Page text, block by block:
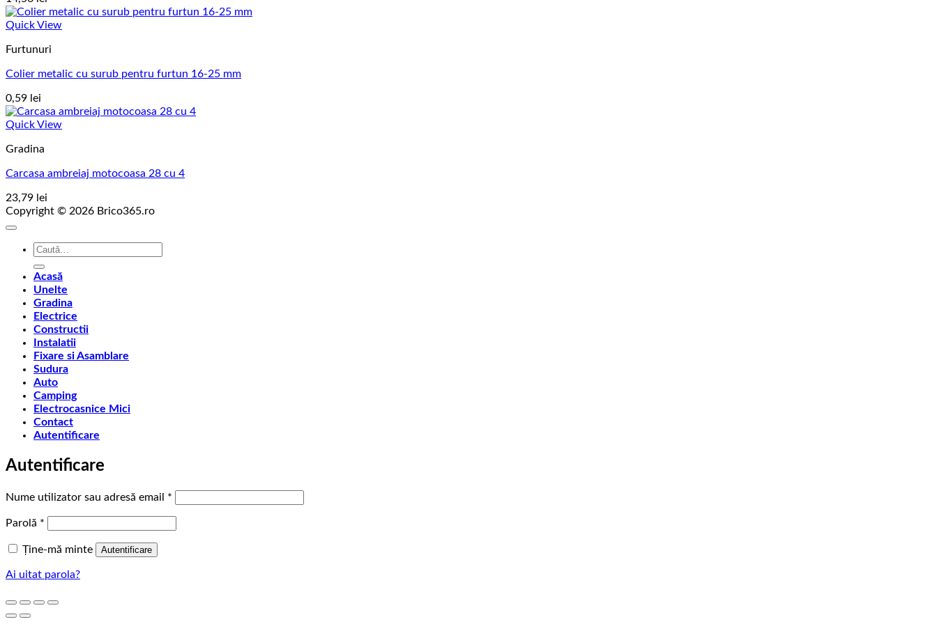
Quick View
Furtunuri
Colier metalic cu surub pentru furtun 16-25 mm
0,59 lei
Quick View
Gradina
Carcasa ambreiaj motocoasa 28 cu 4
23,79 lei
Copyright © 2026 Brico365.ro
Caută
Acasă
Unelte
Gradina
Electrice
Constructii
Instalatii
Fixare si Asamblare
Sudura
Auto
Camping
Electrocasnice Mici
Contact
Autentificare
Autentificare
Nume utilizator sau adresă email *
Parolă *
Ține-mă minte Autentificare
Ai uitat parola?